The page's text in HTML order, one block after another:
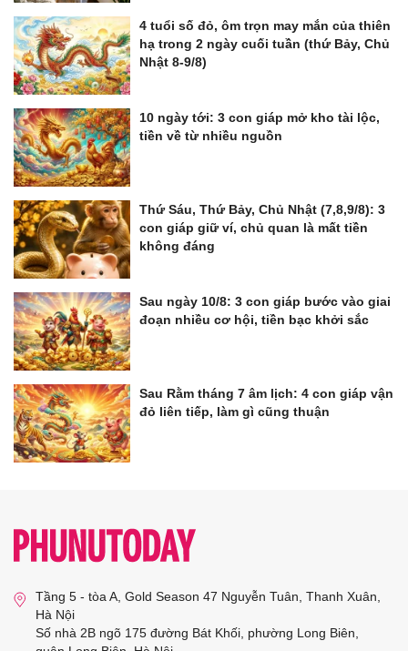
4 tuổi số đỏ, ôm trọn may mắn của thiên
hạ trong 2 ngày cuối tuần (thứ Bảy, Chủ
Nhật 8-9/8)
10 ngày tới: 3 con giáp mở kho tài lộc,
tiền về từ nhiều nguồn
Thứ Sáu, Thứ Bảy, Chủ Nhật (7,8,9/8): 3
con giáp giữ ví, chủ quan là mất tiền
không đáng
Sau ngày 10/8: 3 con giáp bước vào giai
đoạn nhiều cơ hội, tiền bạc khởi sắc
Sau Rằm tháng 7 âm lịch: 4 con giáp vận
đỏ liên tiếp, làm gì cũng thuận
Tầng 5 - tòa A, Gold Season 47 Nguyễn Tuân, Thanh Xuân,
Hà Nội
Số nhà 2B ngõ 175 đường Bát Khối, phường Long Biên,